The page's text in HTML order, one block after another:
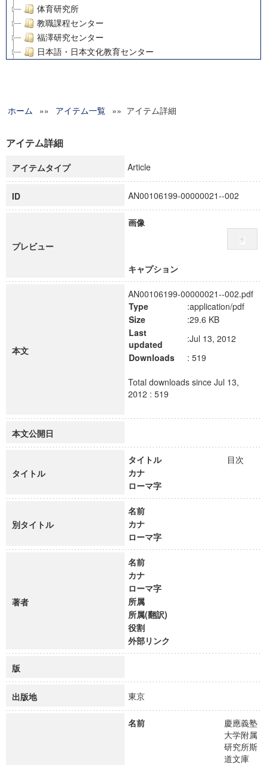
体育研究所
教職課程センター
福澤研究センター
日本語・日本文化教育センター
グローバルリサーチインスティテュート
科学研究費補助金研究成果報告書
慶應義塾大学グローバルCOEプログラム市民社会ガバナンス
慶應義塾大学グローバルCOEプログラム論理と感性の先端的
博士課程教育リーディングプログラム「超成熟社会発展のサ
学術雑誌掲載論文等(8)
ホーム »» アイテム一覧 »» アイテム詳細
アイテム詳細
アイテムタイプ Article
ID AN00106199-00000021--002
プレビュー
画像
キャプション
本文
AN00106199-00000021--002.pdf
Type
:application/pdf
Size
:29.6 KB
Last
updated
:Jul 13, 2012
Downloads
: 519
Total downloads since Jul 13,
2012 : 519
本文公開日
タイトル
タイトル
目次
カナ
ローマ字
別タイトル
名前
カナ
ローマ字
著者
名前
カナ
ローマ字
所属
所属(翻訳)
役割
外部リンク
版
出版地 東京
名前
慶應義塾
大学附属
研究所斯
道文庫